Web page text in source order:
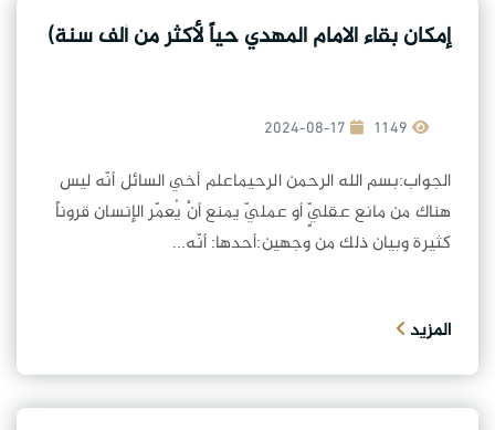
إمكان بقاء الامام المهدي حياً لأكثر من ألف سنة)
2024-08-17
الجواب:بسم الله الرحمن الرحيماعلم أخي السائل أنّه ليس
هناك من مانع عقليٍّ أو عمليّ يمنع أنْ يُعمّر الإنسان قروناً
كثيرة وبيان ذلك من وجهين:أحدها: أنّه...
المزيد